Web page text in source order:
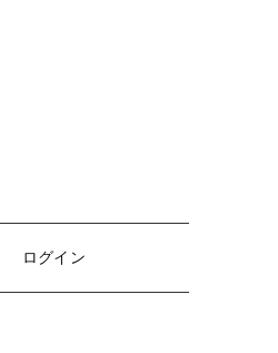
ログイン